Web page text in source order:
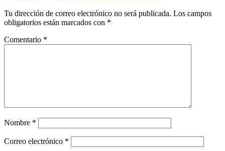
Tu dirección de correo electrónico no será publicada. Los campos
obligatorios están marcados con *
Comentario *
Nombre *
Correo electrónico *